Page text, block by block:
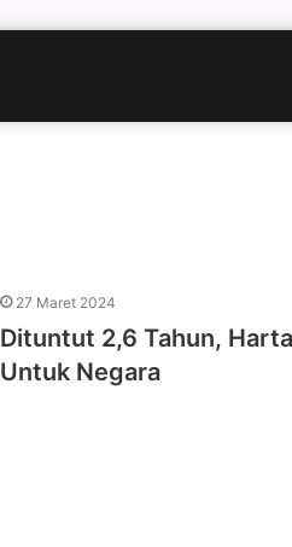
27 Maret 2024
Dituntut 2,6 Tahun,
Untuk Negara